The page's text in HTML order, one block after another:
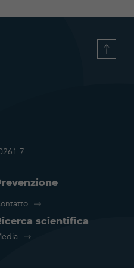
7
scientifica